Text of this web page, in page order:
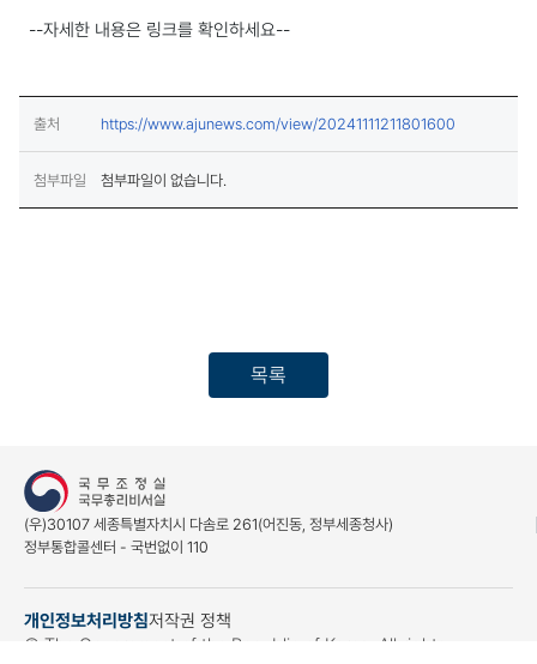
--자세한 내용은 링크를 확인하세요--
출처 https://www.ajunews.com/view/20241111211801600
첨부파일 첨부파일이 없습니다.
목록
(우)30107 세종특별자치시 다솜로 261(어진동, 정부세종청사)
정부통합콜센터 - 국번없이 110
개인정보처리방침저작권 정책
(새창열림)
© The Government of the Republic of Korea. All rights